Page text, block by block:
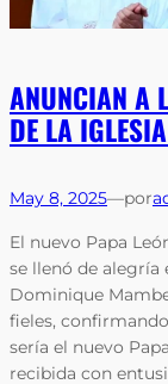
ANUNCIAN A
DE LA
May 8, 2025—por
El nuevo Papa
se llenó de alegría
Dominique
fieles,
sería el nuevo
recibida con